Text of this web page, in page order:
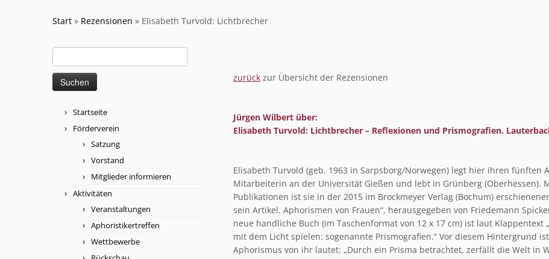
Start » Rezensionen » Elisabeth Turvold: Lichtbrecher
Suchen
nach:
Startseite
Förderverein
Satzung
Vorstand
Mitglieder informieren
Aktivitäten
Veranstaltungen
Aphoristikertreffen
Wettbewerbe
zurück zur Übersicht der Rezensionen
Jürgen Wilbert über:
Elisabeth Turvold: Lichtbrecher – Reflexionen und Prismografien.
Elisabeth Turvold (geb. 1963 in Sarpsborg/Norwegen) legt hier ihren fünften
Mitarbeiterin an der Universität Gießen und lebt in Grünberg (Oberhessen).
Publikationen ist sie in der 2015 im Brockmeyer Verlag (Bochum)
sein Artikel. Aphorismen von Frauen“, herausgegeben von Friedemann
neue handliche Buch (im Taschenformat von 12 x 17 cm) ist laut
mit dem Licht spielen: sogenannte Prismografien.“ Vor diesem Hintergrund
Aphorismus von ihr lautet: „Durch ein Prisma betrachtet, zerfällt die Welt in